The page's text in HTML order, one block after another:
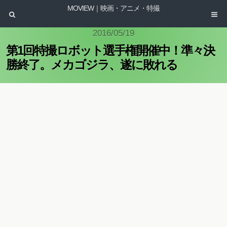
MOVIEW｜映画・アニメ・特撮
2016/05/19
第1回特撮ロボット選手権開催中！準々決
勝終了。メカゴジラ、遂に敗れる